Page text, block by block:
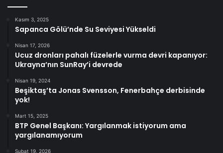
Kasım 3, 2025
Sapanca Gölü’nde Su Seviyesi Yükseldi
Nisan 17, 2026
Ucuz dronları pahalı füzelerle vurma devri kapanıyor:
Ukrayna’nın SunRay’i devrede
Nisan 19, 2024
Beşiktaş’ta Jonas Svensson, Fenerbahçe derbisinde
yok!
Mart 15, 2025
BTP Genel Başkanı: Yargılanmak istiyorum ama
yargılanamıyorum
Şubat 19, 2026